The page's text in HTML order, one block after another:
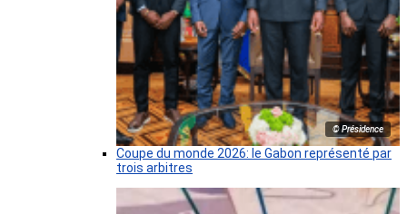
© Présidence
Coupe du monde 2026: le Gabon représenté par
trois arbitres